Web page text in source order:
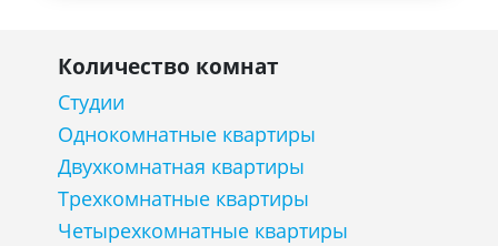
Количество комнат
Студии
Однокомнатные квартиры
Двухкомнатная квартиры
Трехкомнатные квартиры
Четырехкомнатные квартиры